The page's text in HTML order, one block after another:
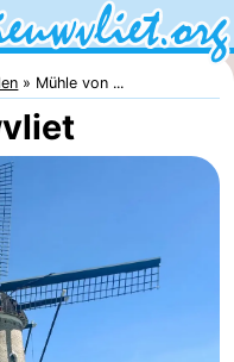
Mühle von ...